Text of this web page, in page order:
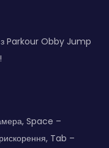
з Parkour Obby Jump
Space –
Tab –